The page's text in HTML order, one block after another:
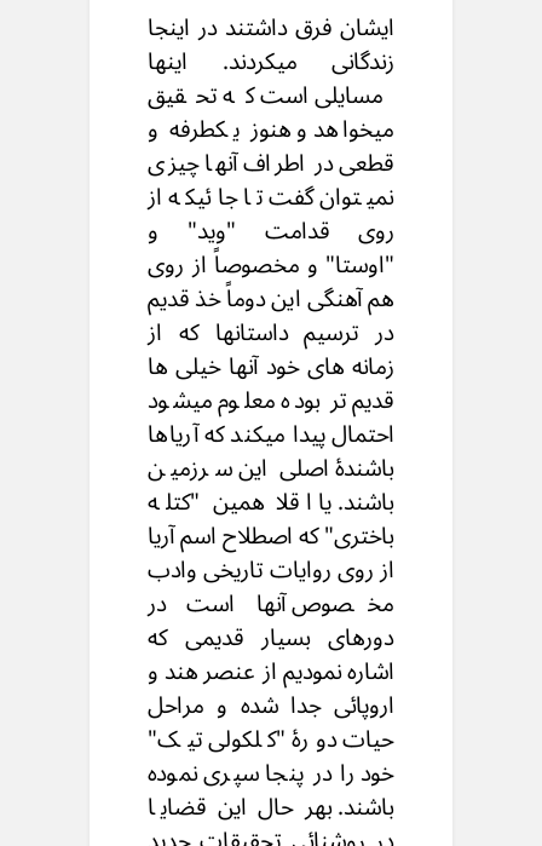
ایشان فرق داشتند در اینجا
زندگانی میکردند. اینها
مسایلی است که تحقیق
میخواهد و هنوز یکطرفه و
قطعی در اطراف آنها چیزی
نمیتوان گفت تا جائیکه از
روی قدامت "وید" و
"اوستا" و مخصوصاً از روی
هم آهنگی این دوماً خذ قدیم
در ترسیم داستانها که از
زمانه های خود آنها خیلی ها
قدیم تر بوده معلوم میشود
احتمال پیدا میکند که آریاها
باشندۀ اصلی این سرزمین
باشند. یا اقلا همین "کتله
باختری" که اصطلاح اسم آریا
از روی روایات تاریخی وادب
مخصوص آنها است در
دورهای بسیار قدیمی که
اشاره نمودیم از عنصر هند و
اروپائی جدا شده و مراحل
حیات دورۀ "کلکولى تیک"
خود را در پنجا سپری نموده
باشند. بهر حال این قضایا